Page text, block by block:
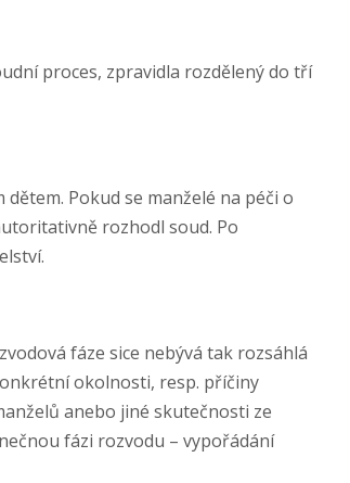
proces, zpravidla rozdělený do tří
Pokud se manželé na péči o
rozhodl soud. Po
fáze sice nebývá tak rozsáhlá
okolnosti, resp. příčiny
anebo jiné skutečnosti ze
fázi rozvodu – vypořádání